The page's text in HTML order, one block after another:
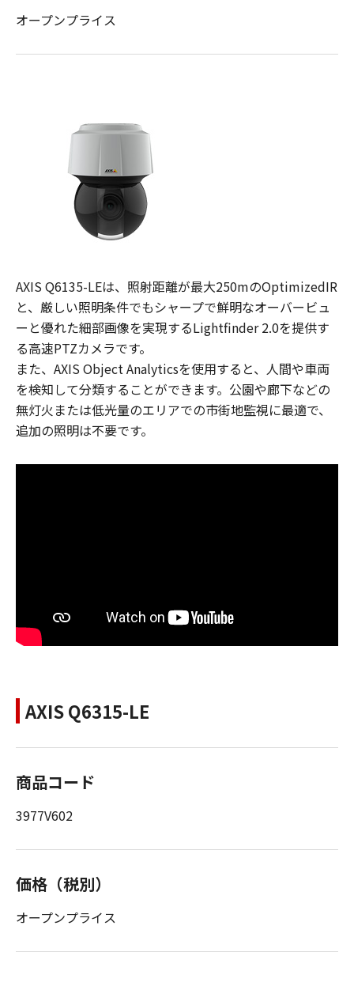
オープンプライス
AXIS Q6135-LEは、照射距離が最大250mのOptimizedIR
と、厳しい照明条件でもシャープで鮮明なオーバービュ
ーと優れた細部画像を実現するLightfinder 2.0を提供す
る高速PTZカメラです。
また、AXIS Object Analyticsを使用すると、人間や車両
を検知して分類することができます。公園や廊下などの
無灯火または低光量のエリアでの市街地監視に最適で、
追加の照明は不要です。
AXIS Q6315-LE
商品コード
3977V602
価格（税別）
オープンプライス